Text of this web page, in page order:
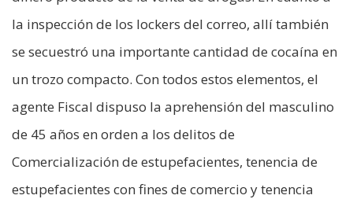
la inspección de los lockers del correo, allí también
se secuestró una importante cantidad de cocaína en
un trozo compacto. Con todos estos elementos, el
agente Fiscal dispuso la aprehensión del masculino
de 45 años en orden a los delitos de
Comercialización de estupefacientes, tenencia de
estupefacientes con fines de comercio y tenencia